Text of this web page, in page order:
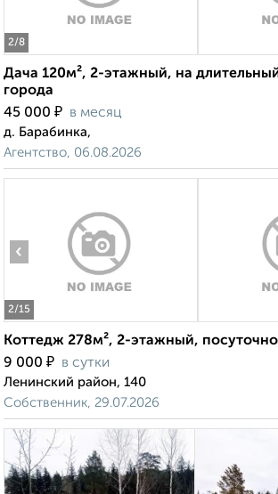
2/8
Дача 120м², 2-этажный, на
города
45 000 ₽ в месяц
д. Барабинка,
Агентство, 06.08.2026
2/15
‹
Коттедж 278м², 2-этажный,
9 000 ₽ в сутки
Ленинский район, 140
Собственник, 29.07.2026